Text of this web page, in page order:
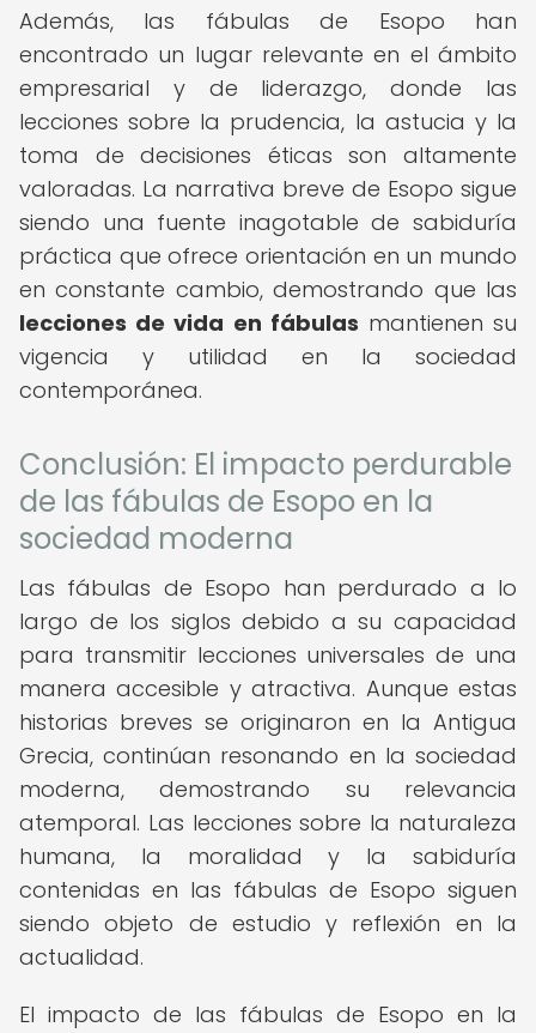
Además, las fábulas de Esopo han
encontrado un lugar relevante en el ámbito
empresarial y de liderazgo, donde las
lecciones sobre la prudencia, la astucia y la
toma de decisiones éticas son altamente
valoradas. La narrativa breve de Esopo sigue
siendo una fuente inagotable de sabiduría
práctica que ofrece orientación en un mundo
en constante cambio, demostrando que las
lecciones de vida en fábulas mantienen su
vigencia y utilidad en la sociedad
contemporánea.
Conclusión: El impacto perdurable
de las fábulas de Esopo en la
sociedad moderna
Las fábulas de Esopo han perdurado a lo
largo de los siglos debido a su capacidad
para transmitir lecciones universales de una
manera accesible y atractiva. Aunque estas
historias breves se originaron en la Antigua
Grecia, continúan resonando en la sociedad
moderna, demostrando su relevancia
atemporal. Las lecciones sobre la naturaleza
humana, la moralidad y la sabiduría
contenidas en las fábulas de Esopo siguen
siendo objeto de estudio y reflexión en la
actualidad.
El impacto de las fábulas de Esopo en la